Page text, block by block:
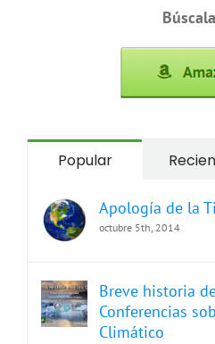
Popular
Apología de la
octubre 5th, 2014
Breve historia
Conferencias
Climático